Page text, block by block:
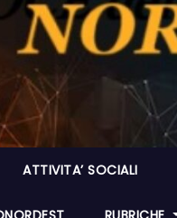
ATTIVITA’ SOCIALI